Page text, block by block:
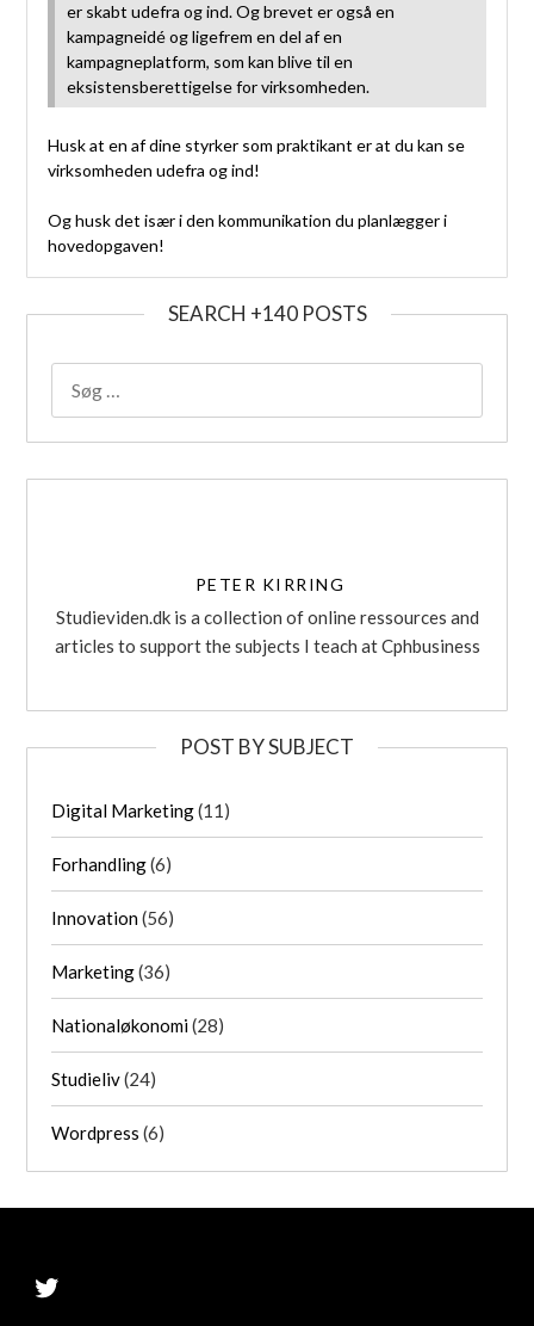
er skabt udefra og ind. Og brevet er også en
kampagneidé og ligefrem en del af en
kampagneplatform, som kan blive til en
eksistensberettigelse for virksomheden.
Husk at en af dine styrker som praktikant er at du kan se
virksomheden udefra og ind!
Og husk det især i den kommunikation du planlægger i
hovedopgaven!
SEARCH +140 POSTS
EFTER:
PETER KIRRING
Studieviden.dk is a collection of online ressources and
articles to support the subjects I teach at Cphbusiness
POST BY SUBJECT
Digital Marketing(11)
Forhandling(6)
Innovation(56)
Marketing(36)
Nationaløkonomi(28)
Studieliv(24)
Wordpress (6)
Twitter